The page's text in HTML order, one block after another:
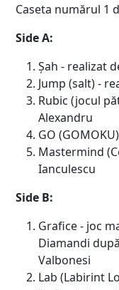
Caseta numărul 1
Side A:
Șah - realizat
Jump (salt) -
Rubic (jocul
Alexandru
GO
Mastermind
Ianculescu
Side B:
Grafice - joc
Diamandi
Valbonesi
Lab (Labirint